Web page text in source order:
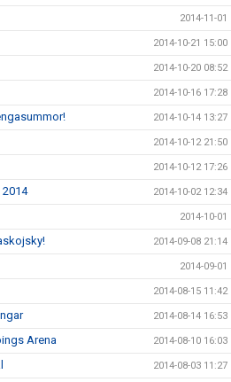
2014-11-01
2014-10-21 15:00
2014-10-20 08:52
2014-10-16 17:28
2014-10-14 13:27
2014-10-12 21:50
2014-10-12 17:26
2014-10-02 12:34
2014-10-01
2014-09-08 21:14
2014-09-01
2014-08-15 11:42
2014-08-14 16:53
Arena 2014-08-10 16:03
2014-08-03 11:27